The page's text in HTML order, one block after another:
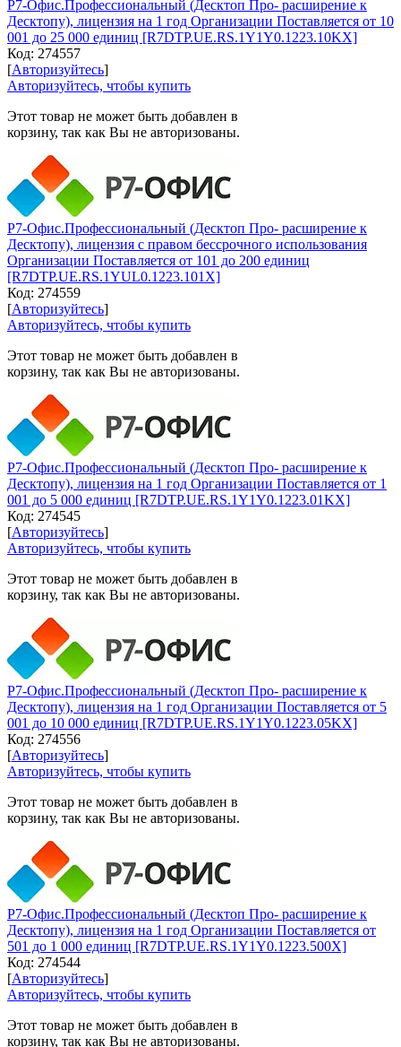
Р7-Офис.Профессиональный (Десктоп Про- расширение к
Десктопу), лицензия на 1 год Организации Поставляется от 10
001 до 25 000 единиц [R7DTP.UE.RS.1Y1Y0.1223.10KX]
Код: 274557
[Авторизуйтесь]
Авторизуйтесь, чтобы купить
Этот товар не может быть добавлен в
корзину, так как Вы не авторизованы.
Р7-Офис.Профессиональный (Десктоп Про- расширение к
Десктопу), лицензия с правом бессрочного использования
Организации Поставляется от 101 до 200 единиц
[R7DTP.UE.RS.1YUL0.1223.101X]
Код: 274559
[Авторизуйтесь]
Авторизуйтесь, чтобы купить
Этот товар не может быть добавлен в
корзину, так как Вы не авторизованы.
Р7-Офис.Профессиональный (Десктоп Про- расширение к
Десктопу), лицензия на 1 год Организации Поставляется от 1
001 до 5 000 единиц [R7DTP.UE.RS.1Y1Y0.1223.01KX]
Код: 274545
[Авторизуйтесь]
Авторизуйтесь, чтобы купить
Этот товар не может быть добавлен в
корзину, так как Вы не авторизованы.
Р7-Офис.Профессиональный (Десктоп Про- расширение к
Десктопу), лицензия на 1 год Организации Поставляется от 5
001 до 10 000 единиц [R7DTP.UE.RS.1Y1Y0.1223.05KX]
Код: 274556
[Авторизуйтесь]
Авторизуйтесь, чтобы купить
Этот товар не может быть добавлен в
корзину, так как Вы не авторизованы.
Р7-Офис.Профессиональный (Десктоп Про- расширение к
Десктопу), лицензия на 1 год Организации Поставляется от
501 до 1 000 единиц [R7DTP.UE.RS.1Y1Y0.1223.500X]
Код: 274544
[Авторизуйтесь]
Авторизуйтесь, чтобы купить
Этот товар не может быть добавлен в
корзину, так как Вы не авторизованы.